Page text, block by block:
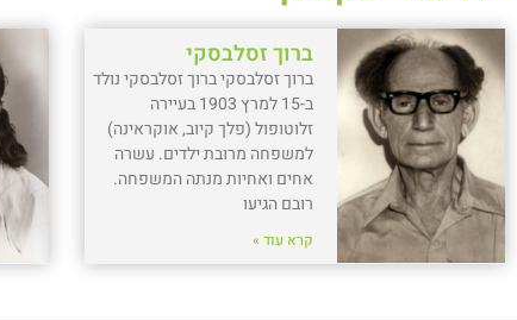
ברוך זסלבסקי
ברוך זסלבסקי ברוך זסלבסקי נולד
ב-15 למרץ 1903 בעיירה
זלוטופול (פלך קיוב, אוקראינה)
למשפחה מרובת ילדים. עשרה
אחים ואחיות מנתה המשפחה.
רובם הגיעו
קרא עוד »